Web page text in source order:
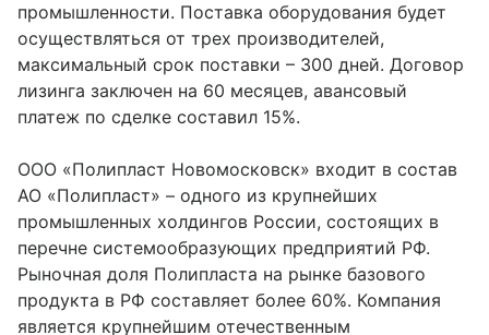
промышленности. Поставка оборудования будет
осуществляться от трех производителей,
максимальный срок поставки – 300 дней. Договор
лизинга заключен на 60 месяцев, авансовый
платеж по сделке составил 15%.
ООО «Полипласт Новомосковск» входит в состав
АО «Полипласт» – одного из крупнейших
промышленных холдингов России, состоящих в
перечне системообразующих предприятий РФ.
Рыночная доля Полипласта на рынке базового
продукта в РФ составляет более 60%. Компания
является крупнейшим отечественным